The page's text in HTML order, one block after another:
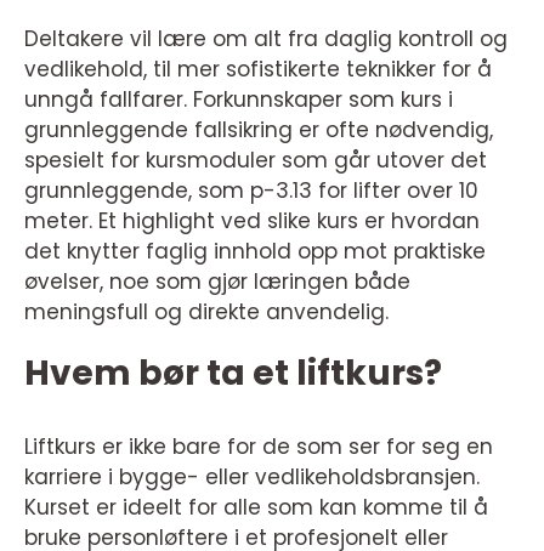
Deltakere vil lære om alt fra daglig kontroll og
vedlikehold, til mer sofistikerte teknikker for å
unngå fallfarer. Forkunnskaper som kurs i
grunnleggende fallsikring er ofte nødvendig,
spesielt for kursmoduler som går utover det
grunnleggende, som p-3.13 for lifter over 10
meter. Et highlight ved slike kurs er hvordan
det knytter faglig innhold opp mot praktiske
øvelser, noe som gjør læringen både
meningsfull og direkte anvendelig.
Hvem bør ta et liftkurs?
Liftkurs er ikke bare for de som ser for seg en
karriere i bygge- eller vedlikeholdsbransjen.
Kurset er ideelt for alle som kan komme til å
bruke personløftere i et profesjonelt eller